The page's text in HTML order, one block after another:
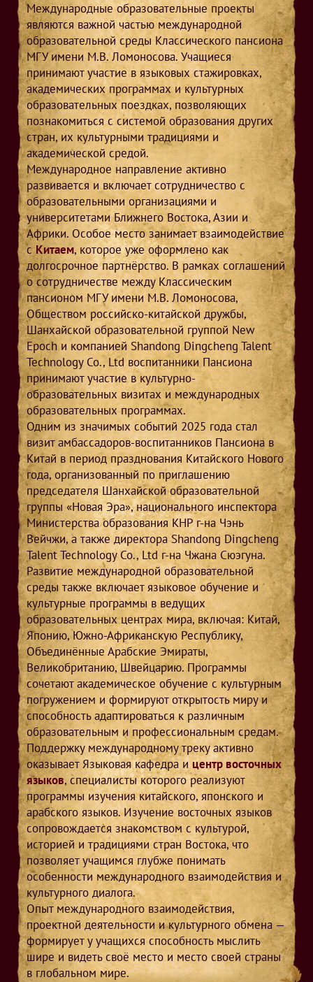
Международные образовательные проекты
являются важной частью международной
образовательной среды Классического пансиона
МГУ имени М.В. Ломоносова. Учащиеся
принимают участие в языковых стажировках,
академических программах и культурных
образовательных поездках, позволяющих
познакомиться с системой образования других
стран, их культурными традициями и
академической средой.
Международное направление активно
развивается и включает сотрудничество с
образовательными организациями и
университетами Ближнего Востока, Азии и
Африки. Особое место занимает взаимодействие
сКитаем, которое уже оформлено как
долгосрочное партнёрство. В рамках соглашений
о сотрудничестве между Классическим
пансионом МГУ имени М.В. Ломоносова,
Обществом российско-китайской дружбы,
Шанхайской образовательной группой New
Epoch и компанией Shandong Dingcheng Talent
Technology Co., Ltd воспитанники Пансиона
принимают участие в культурно-
образовательных визитах и международных
образовательных программах.
Одним из значимых событий 2025 года стал
визит амбассадоров-воспитанников Пансиона в
Китай в период празднования Китайского Нового
года, организованный по приглашению
председателя Шанхайской образовательной
группы «Новая Эра», национального инспектора
Министерства образования КНР г-на Чэнь
Вейчжи, а также директора Shandong Dingcheng
Talent Technology Co., Ltd г-на Чжана Сюэгуна.
Развитие международной образовательной
среды также включает языковое обучение и
культурные программы в ведущих
образовательных центрах мира, включая: Китай,
Японию, Южно-Африканскую Республику,
Объединённые Арабские Эмираты,
Великобританию, Швейцарию. Программы
сочетают академическое обучение с культурным
погружением и формируют открытость миру и
способность адаптироваться к различным
образовательным и профессиональным средам.
Поддержку международному треку активно
оказывает Языковая кафедра ицентр восточных
языков, специалисты которого реализуют
программы изучения китайского, японского и
арабского языков. Изучение восточных языков
сопровождается знакомством с культурой,
историей и традициями стран Востока, что
позволяет учащимся глубже понимать
особенности международного взаимодействия и
культурного диалога.
Опыт международного взаимодействия,
проектной деятельности и культурного обмена —
формирует у учащихся способность мыслить
шире и видеть своё место и место своей страны
в глобальном мире.